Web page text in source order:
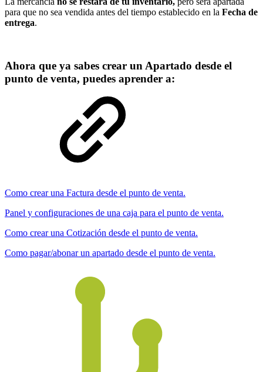
para que no sea vendida antes del tiempo establecido en la Fecha de
entrega.
Ahora que ya sabes crear un Apartado desde el
punto de venta, puedes aprender a:
Como crear una Factura desde el punto de venta.
Panel y configuraciones de una caja para el punto de venta.
Como crear una Cotización desde el punto de venta.
Como pagar/abonar un apartado desde el punto de venta.